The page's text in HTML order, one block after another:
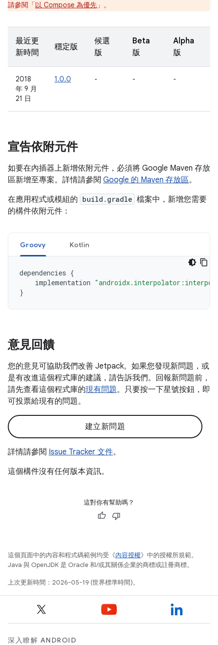
請參閱「以 Compose 為優先 」。
最近更
新時間
穩定版
候選
版
Beta
版
Alpha
版
2018
年 9 月
21 日
1.0.0 - - -
宣告依附元件
如要在內插器上新增依附元件，必須將 Google Maven 存放
區新增至專案。詳情請參閱 Google 的 Maven 存放區。
在應用程式或模組的 build.gradle 檔案中，新增您需要
的構件依附元件：
Groovy Kotlin
dependencies {
implementation
}
意見回饋
您的意見可協助我們改善 Jetpack。如果您發現新問題，或
是有改進這個程式庫的建議，請告訴我們。回報新問題前，
請先查看這個程式庫的現有問題。只要按一下星號按鈕，即
可投票給現有的問題。
建立新問題
詳情請參閱 Issue Tracker 文件。
這個構件沒有任何版本資訊。
這對你有幫助嗎？
這個頁面中的內容和程式碼範例均受《內容授權》中的授權所規範。
Java 與 OpenJDK 是 Oracle 和/或其關係企業的商標或註冊商標。
上次更新時間：2026-05-19 (世界標準時間)。
深入瞭解 ANDROID